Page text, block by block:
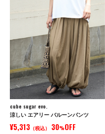
cube sugar evo.
涼しい エアリー バルーンパンツ
¥5,313 （税込） 30%OFF